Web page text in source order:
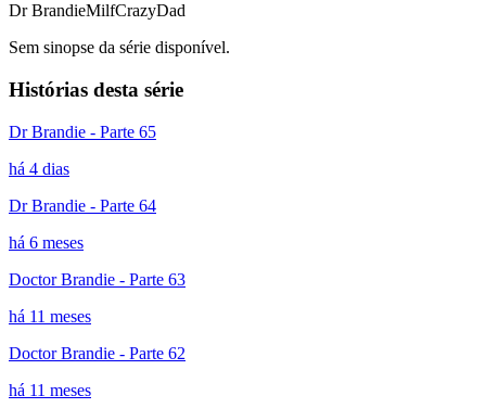
Dr BrandieMilfCrazyDad
Sem sinopse da série disponível.
Histórias desta série
Dr Brandie - Parte 65
há 4 dias
Dr Brandie - Parte 64
há 6 meses
Doctor Brandie - Parte 63
há 11 meses
Doctor Brandie - Parte 62
há 11 meses